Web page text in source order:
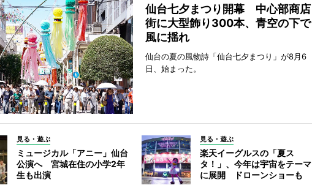
仙台七夕まつり開幕 中心部商店
街に大型飾り300本、青空の下で
風に揺れ
仙台の夏の風物詩「仙台七夕まつり」が8月6
日、始まった。
見る・遊ぶ
ミュージカル「アニー」仙台
公演へ 宮城在住の小学2年
生も出演
見る・遊ぶ
楽天イーグルスの「夏ス
タ！」、今年は宇宙をテーマ
に展開 ドローンショーも